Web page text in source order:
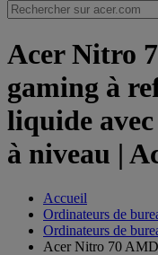
Acer Nitro
gaming à
liquide
à niveau |
Accueil
Ordinateurs de
Ordinateurs de
Acer Nitro 70 AMD